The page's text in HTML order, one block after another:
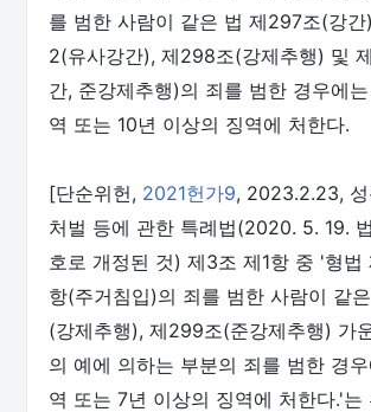
를 범한 사람이 같은 법 제297조(강
2(유사강간), 제298조(강제추행) 및
간, 준강제추행)의 죄를 범한 경우에
역 또는 10년 이상의 징역에 처한다.
[단순위헌, 2021헌가9, 2023.2.23, 성
처벌 등에 관한 특례법(2020. 5. 19.
호로 개정된 것) 제3조 제1항 중 '형법
항(주거침입)의 죄를 범한 사람이 같
(강제추행), 제299조(준강제추행) 가
의 예에 의하는 부분의 죄를 범한 경
역 또는 7년 이상의 징역에 처한다.'는